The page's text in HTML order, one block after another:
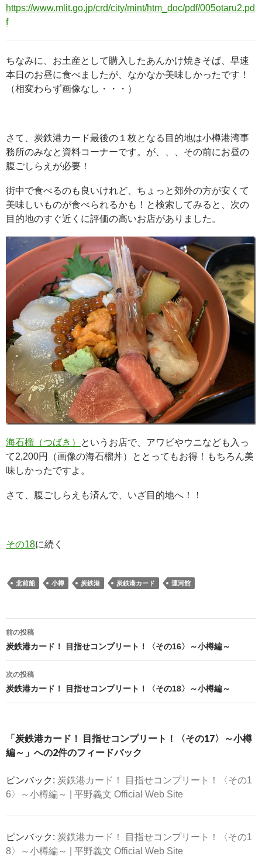
https://www.mlit.go.jp/crd/city/mint/htm_doc/pdf/005otaru2.pd
f
ちなみに、お土産として購入したあんかけ焼きそば、早速
本日のお昼に食べましたが、なかなか美味しかったです！
（相変わらず画像なし・・・）
さて、炭鉄港カード最後の１枚となる目的地は小樽港湾事
務所のみなと資料コーナーです。が、、、その前にお昼の
腹ごしらえが必要！
街中で食べるのも良いけれど、ちょっと郊外の方が安くて
美味しいものが食べられるかも！と検索してみると、次の
目的地のすぐ近くに評価の高いお店がありました。
海石榴（つばき）
というお店で、アワビやウニなども入っ
て2,200円（画像の海石榴丼）ととってもお得！もちろん美
味しかったですよ。
さて、腹ごしらえも済んで、いざ目的地へ！！
その18に続く
北前船 小樽 炭鉄港 炭鉄港カード 運河館
稿
ビ
ゲ
ー
ョ
ン
前の投稿
炭鉄港カード！ 目指せコンプリート！〈その16〉～小樽編～
次の投稿
炭鉄港カード！ 目指せコンプリート！〈その18〉～小樽編～
「炭鉄港カード！ 目指せコンプリート！〈その17〉～小樽
編～」への2件のフィードバック
ピンバック: 炭鉄港カード！ 目指せコンプリート！〈その1
6〉～小樽編～ | 平野義文 Official Web Site
ピンバック: 炭鉄港カード！ 目指せコンプリート！〈その1
8〉～小樽編～ | 平野義文 Official Web Site